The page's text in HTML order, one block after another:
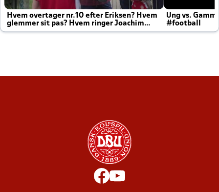
Hvem overtager nr.10 efter Eriksen? Hvem
glemmer sit pas? Hvem ringer Joachim
altid til efter kampe?
Ung vs.
#football